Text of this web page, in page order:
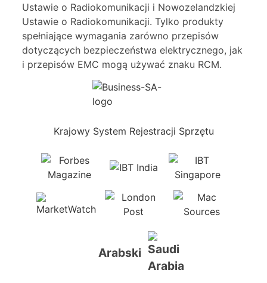
Ustawie o Radiokomunikacji i Nowozelandzkiej
Ustawie o Radiokomunikacji. Tylko produkty
spełniające wymagania zarówno przepisów
dotyczących bezpieczeństwa elektrycznego, jak
i przepisów EMC mogą używać znaku RCM.
Krajowy System Rejestracji Sprzętu
Arabski